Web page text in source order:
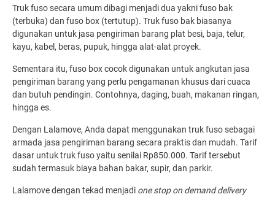
Truk fuso secara umum dibagi menjadi dua yakni fuso bak
(terbuka) dan fuso box (tertutup). Truk fuso bak biasanya
digunakan untuk jasa pengiriman barang plat besi, baja, telur,
kayu, kabel, beras, pupuk, hingga alat-alat proyek.
Sementara itu, fuso box cocok digunakan untuk angkutan jasa
pengiriman barang yang perlu pengamanan khusus dari cuaca
dan butuh pendingin. Contohnya, daging, buah, makanan ringan,
hingga es.
Dengan Lalamove, Anda dapat menggunakan truk fuso sebagai
armada jasa pengiriman barang secara praktis dan mudah. Tarif
dasar untuk truk fuso yaitu senilai Rp850.000. Tarif tersebut
sudah termasuk biaya bahan bakar, supir, dan parkir.
Lalamove dengan tekad menjadi one stop on demand delivery